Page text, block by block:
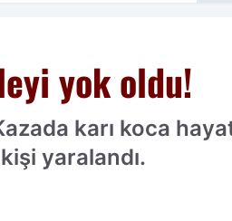
yok oldu!
karı koca
yaralandı.